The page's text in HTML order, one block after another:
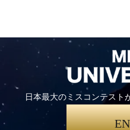
日本最大のミスコンテスト